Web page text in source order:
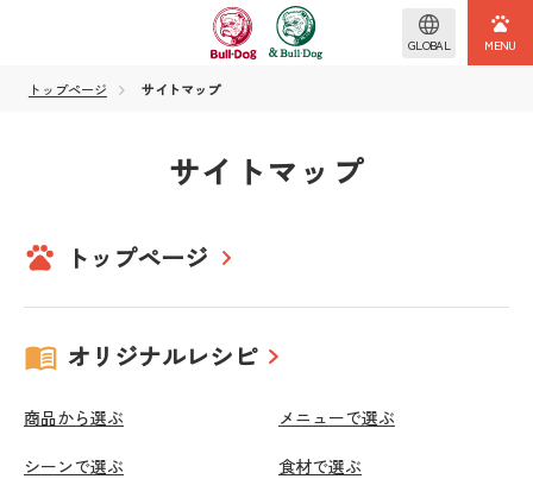
GLOBAL
トップページ サイトマップ
サイトマップ
トップページ
オリジナルレシピ
商品から選ぶ メニューで選ぶ
シーンで選ぶ 食材で選ぶ